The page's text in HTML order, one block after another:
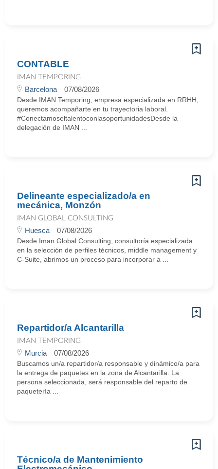
CONTABLE
IMAN TEMPORING
Barcelona 07/08/2026
Desde IMAN Temporing, empresa especializada en RRHH,
queremos acompañarte en tu trayectoria laboral.
#ConectamoseltalentoconlasoportunidadesDesde la
delegación de IMAN ...
Delineante especializado/a en
mecánica, Monzón
IMAN GLOBAL CONSULTING
Huesca 07/08/2026
Desde Iman Global Consulting, consultoría especializada
en la selección de perfiles técnicos, middle management y
C-Suite, abrimos un proceso para incorporar a ...
Repartidor/a Alcantarilla
IMAN TEMPORING
Murcia 07/08/2026
Buscamos un/a repartidor/a responsable y dinámico/a para
la entrega de paquetes en la zona de Alcantarilla. La
persona seleccionada, será responsable del reparto de
paquetería ...
Técnico/a de Mantenimiento